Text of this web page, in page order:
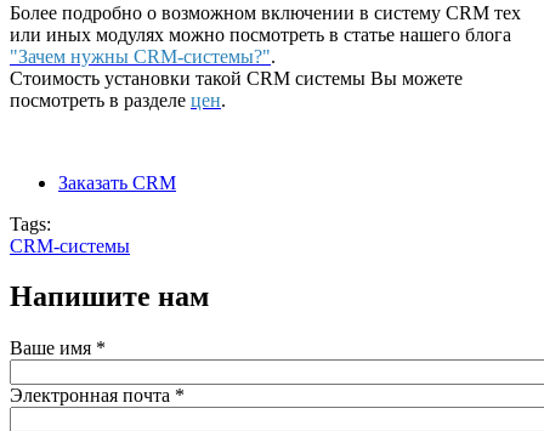
Более подробно о возможном включении в систему CRM тех
или иных модулях можно посмотреть в статье нашего блога
"Зачем нужны CRM-системы?".
Стоимость установки такой CRM системы Вы можете
посмотреть в разделе цен.
Заказать CRM
Tags:
CRM-системы
Напишите нам
Ваше имя *
Электронная почта *